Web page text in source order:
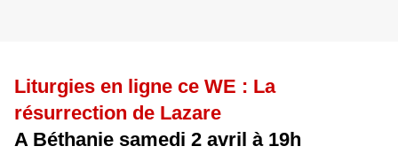
Liturgies en ligne ce WE : La
résurrection de Lazare
A Béthanie samedi 2 avril à 19h